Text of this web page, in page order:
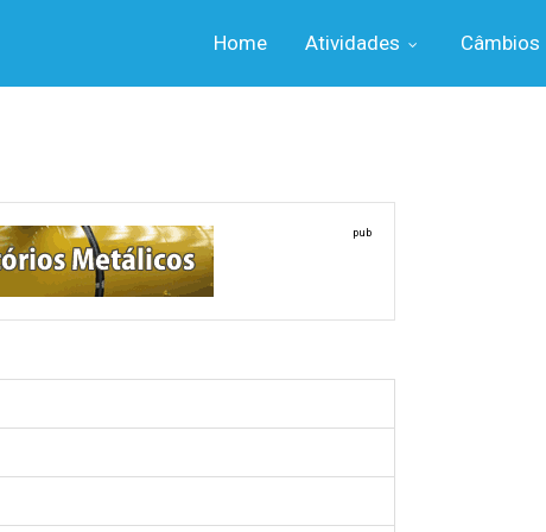
Home Atividades Câmbios
pub